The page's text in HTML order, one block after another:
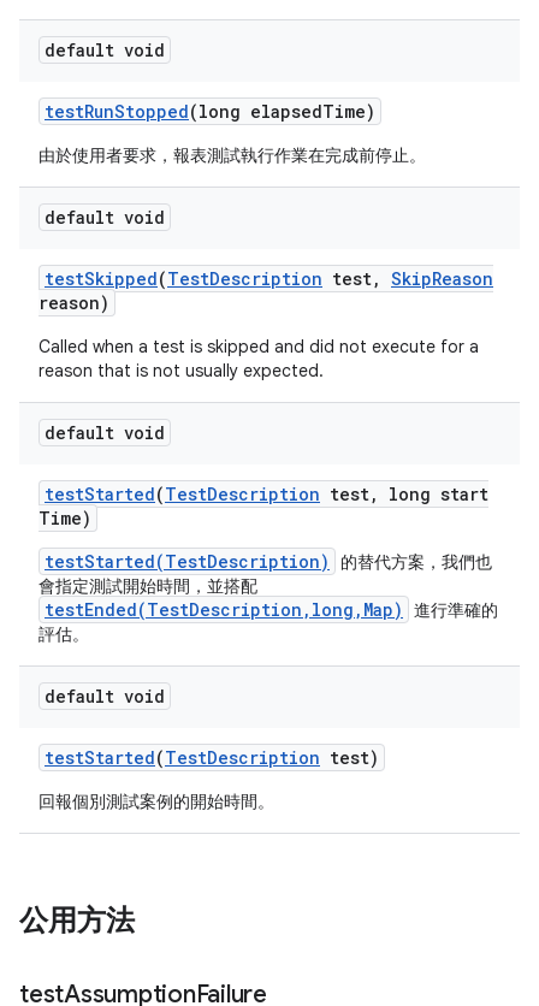
default void
testRunStopped(long elapsedTime)
由於使用者要求，報表測試執行作業在完成前停止。
default void
testSkipped(TestDescription test, SkipReason
reason)
Called when a test is skipped and did not execute for a
reason that is not usually expected.
default void
testStarted(TestDescription test,
long start
Time)
testStarted(TestDescription)
的替代方案，我們也
會指定測試開始時間，並搭配
testEnded(TestDescription,long,Map)
進行準確的
評估。
default void
testStarted(TestDescription test)
回報個別測試案例的開始時間。
公用方法
testAssumptionFailure